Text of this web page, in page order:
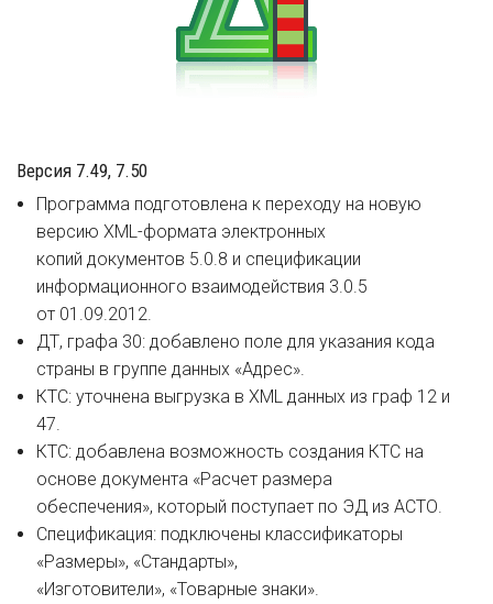
Версия 7.49, 7.50
Программа подготовлена к переходу на новую
версию XML-формата электронных
копий документов 5.0.8 и спецификации
информационного взаимодействия 3.0.5
от 01.09.2012.
ДТ, графа 30: добавлено поле для указания кода
страны в группе данных «Адрес».
КТС: уточнена выгрузка в XML данных из граф 12 и
47.
КТС: добавлена возможность создания КТС на
основе документа «Расчет размера
обеспечения», который поступает по ЭД из АСТО.
Спецификация: подключены классификаторы
«Размеры», «Стандарты»,
«Изготовители», «Товарные знаки».